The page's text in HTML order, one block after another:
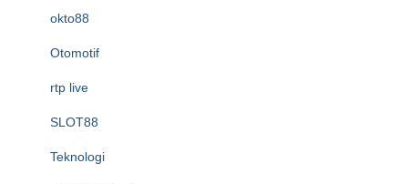
okto88
Otomotif
rtp live
SLOT88
Teknologi